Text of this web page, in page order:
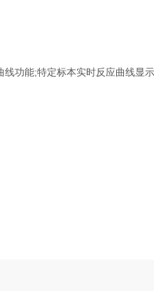
功能;特定标本实时反应曲线显